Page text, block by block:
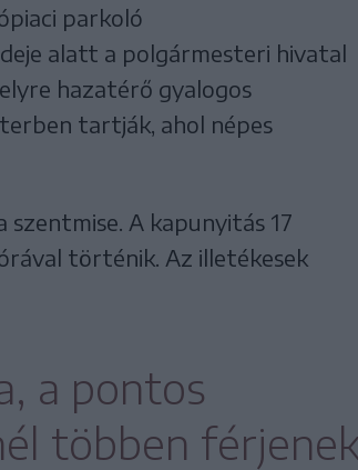
parkoló
alatt a polgármesteri hivatal
hazatérő gyalogos
tartják, ahol népes
A kapunyitás 17
történik. Az illetékesek
a pontos
többen férjenek